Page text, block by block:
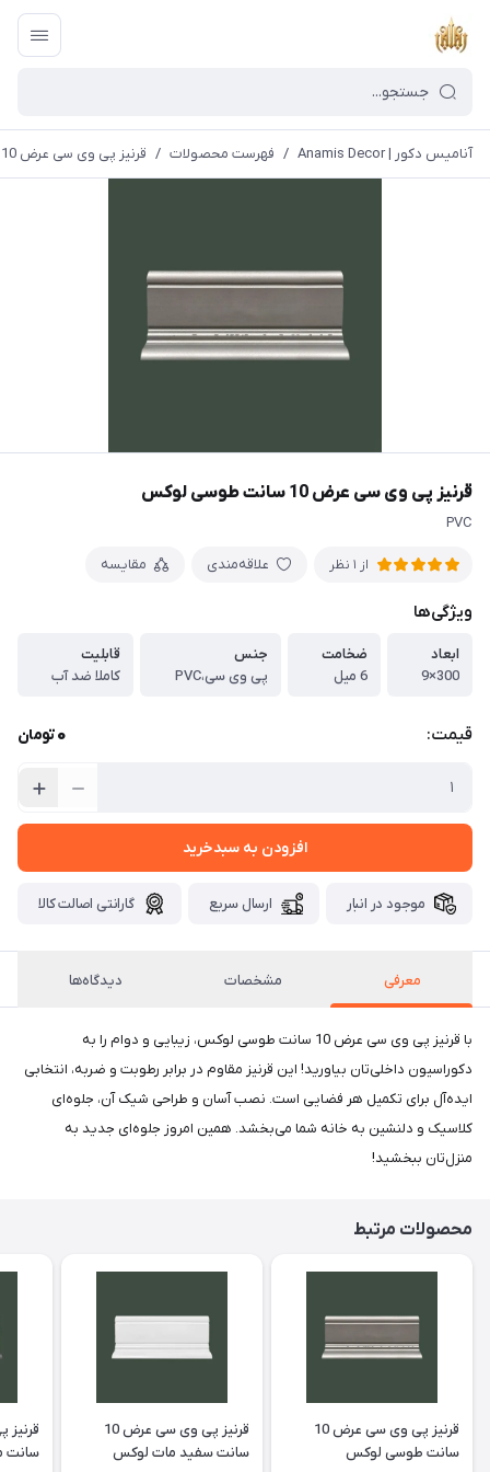
آنامیس دکور | Anamis Decor / فهرست محصولات / قرنیز پی وی سی عرض 10 سانت طوسی لوکس
قرنیز پی وی سی عرض 10 سانت طوسی لوکس
PVC
از 1 نظر علاقه‌مندی مقایسه
ویژگی‌ها
ابعاد
300×9
ضخامت
6 میل
جنس
پی وی سی،PVC
قابلیت
کاملا ضد آب
قیمت: 0تومان
افزودن به سبدخرید
موجود در انبار ارسال سریع گارانتی اصالت کالا
معرفی مشخصات دیدگاه‌ها
با قرنیز پی وی سی عرض 10 سانت طوسی لوکس، زیبایی و دوام را به
دکوراسیون داخلی‌تان بیاورید! این قرنیز مقاوم در برابر رطوبت و ضربه، انتخابی
ایده‌آل برای تکمیل هر فضایی است. نصب آسان و طراحی شیک آن، جلوه‌ای
کلاسیک و دلنشین به خانه شما می‌بخشد. همین امروز جلوه‌ای جدید به
منزل‌تان ببخشید!
محصولات مرتبط
قرنیز پی وی سی عرض 10
سانت طوسی لوکس
قرنیز پی وی سی عرض 10
سانت سفید مات لوکس
سانت